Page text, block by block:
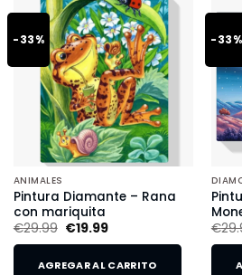
-33%
ANIMALES
Pintura Diamante – Rana
con mariquita
€29.99 €19.99
AGREGAR AL CARRITO
-33%
€